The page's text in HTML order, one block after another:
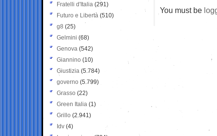
You must be
Fratelli d'Italia (291)
Futuro e Libertà (510)
g8 (25)
Gelmini (68)
Genova (542)
Giannino (10)
Giustizia (5.784)
governo (5.799)
Grasso (22)
Green Italia (1)
Grillo (2.941)
Idv (4)